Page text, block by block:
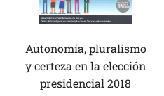
Autonomía, pluralismo
y certeza en la elección
presidencial 2018